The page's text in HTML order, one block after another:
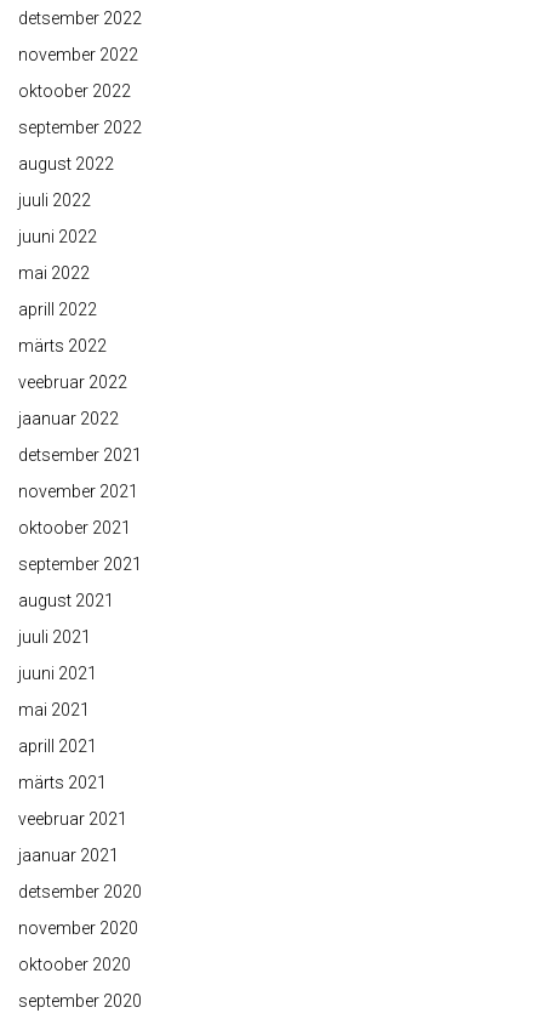
detsember 2022
november 2022
oktoober 2022
september 2022
august 2022
juuli 2022
juuni 2022
mai 2022
aprill 2022
märts 2022
veebruar 2022
jaanuar 2022
detsember 2021
november 2021
oktoober 2021
september 2021
august 2021
juuli 2021
juuni 2021
mai 2021
aprill 2021
märts 2021
veebruar 2021
jaanuar 2021
detsember 2020
november 2020
oktoober 2020
september 2020